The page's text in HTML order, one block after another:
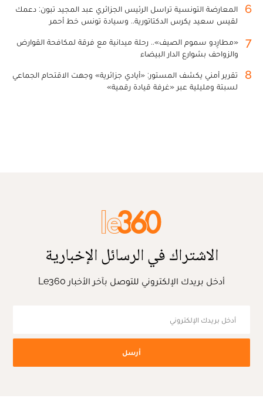
6
المعارضة التونسية تراسل الرئيس الجزائري عبد المجيد تبون: دعمك
لقيس سعيد يكرس الدكتاتورية.. وسيادة تونس خط أحمر
7
«مطارِدو سموم الصيف».. رحلة ميدانية مع فرقة لمكافحة القوارض
والزواحف بشوارع الدار البيضاء
8
تقرير أمني يكشف المستور: «أيادي جزائرية» وجهت الاقتحام الجماعي
لسبتة ومليلية عبر «غرفة قيادة رقمية»
الاشتراك في الرسائل الإخبارية
أدخل بريدك الإلكتروني للتوصل بآخر الأخبار Le360
أرسل